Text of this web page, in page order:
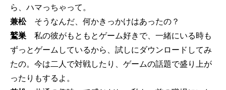
ら、ハマっちゃって。
兼松そうなんだ、何かきっかけはあったの？
鷲巣 私の彼がもともとゲーム好きで、一緒にいる時も
ずっとゲームしているから、試しにダウンロードしてみ
たの。今は二人で対戦したり、ゲームの話題で盛り上が
ったりもするよ。